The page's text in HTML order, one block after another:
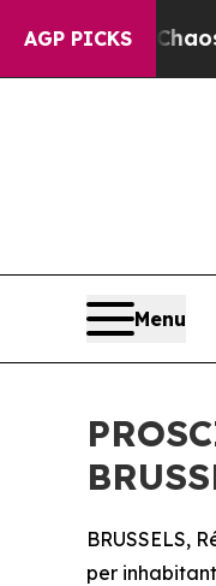
AGP PICKS
Chaos in
Menu
BRUSSELS,
per